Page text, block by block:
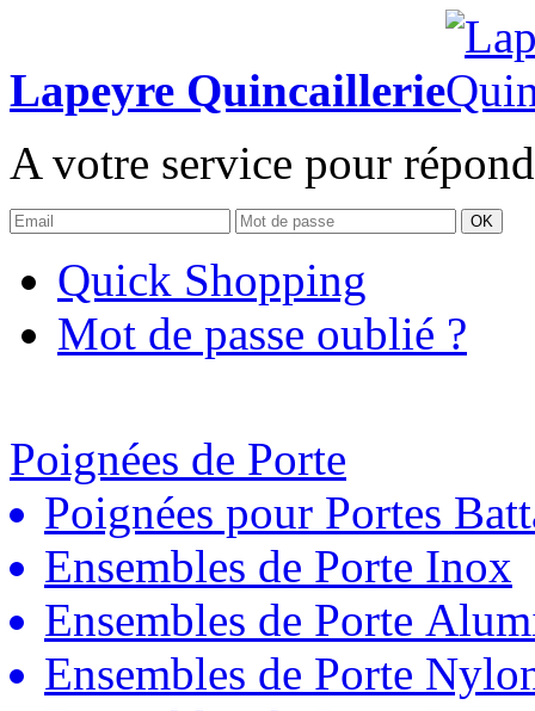
Lapeyre Quincaillerie
A votre service pour
OK
Quick Shopping
Mot de passe oublié ?
Poignées de Porte
Poignées pour Portes
Ensembles de Porte Inox
Ensembles de Porte
Ensembles de Porte